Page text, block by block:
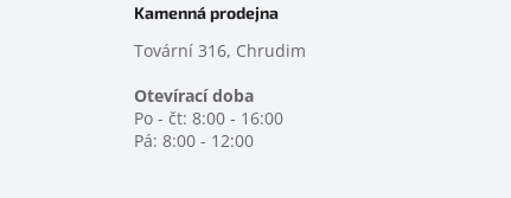
Kamenná prodejna
Tovární 316, Chrudim
Otevírací doba
Po - čt: 8:00 - 16:00
Pá: 8:00 - 12:00